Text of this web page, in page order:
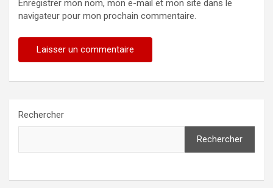
Enregistrer mon nom, mon e-mail et mon site dans le
navigateur pour mon prochain commentaire.
Rechercher
Rechercher